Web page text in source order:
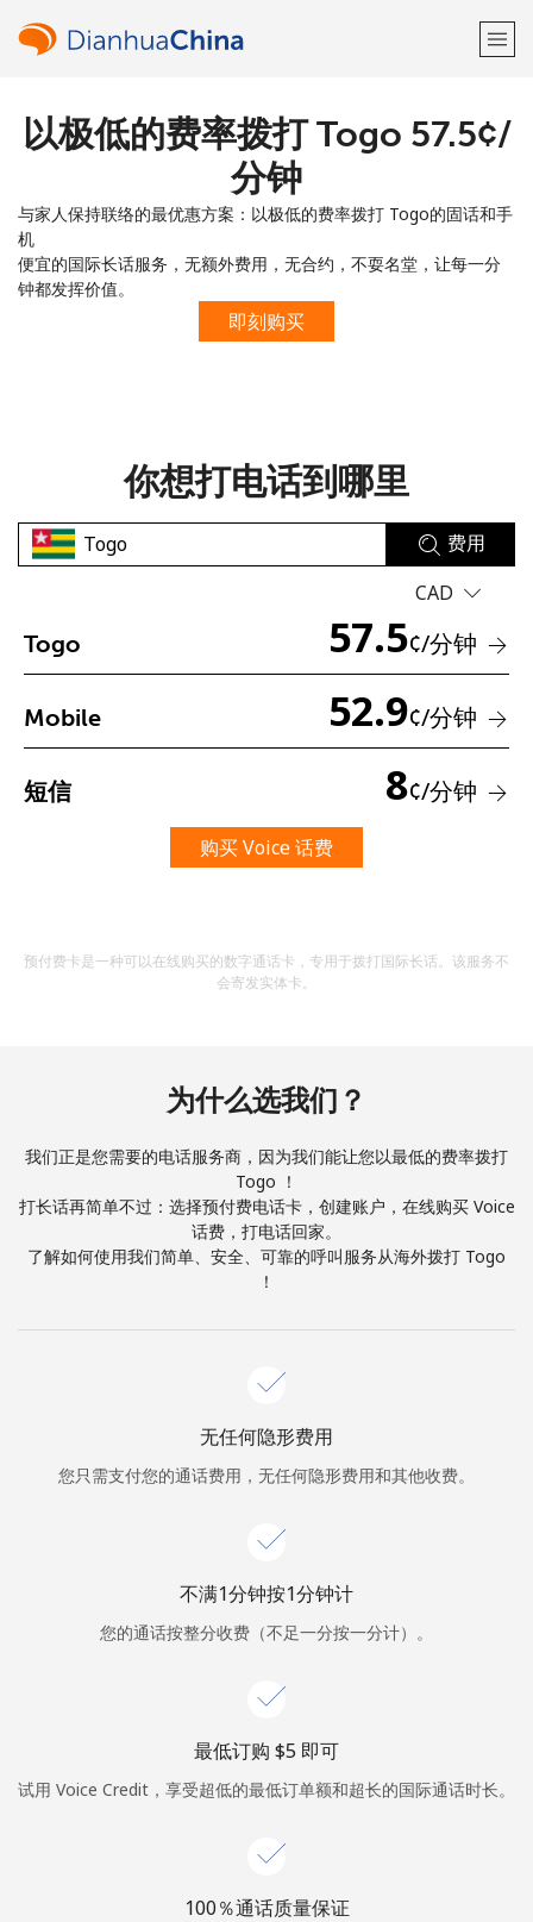
欢迎！
已经有账户了 请登录 →
注册使用
至少 8 个字符
一个大写字母和一个小写字母
加入
你好！
登录
继续使用
以极低的费率拨打 Togo ⁦57.5¢⁩/
分钟
与家人保持联络的最优惠方案：以极低的费率拨打 Togo的固话和手
机
便宜的国际长话服务，无额外费用，无合约，不耍名堂，让每一分
钟都发挥价值。
即刻购买
你想打电话到哪里
费用
CAD
Togo 57.5¢/分钟
Mobile 52.9¢/分钟
短信 8¢/分钟
购买 Voice 话费
预付费卡是一种可以在线购买的数字通话卡，专用于拨打国际长话。该服务不
会寄发实体卡。
为什么选我们？
我们正是您需要的电话服务商，因为我们能让您以最低的费率拨打
Togo ！
打长话再简单不过：选择预付费电话卡，创建账户，在线购买 Voice
话费，打电话回家。
了解如何使用我们简单、安全、可靠的呼叫服务从海外拨打 Togo
！
无任何隐形费用
您只需支付您的通话费用，无任何隐形费用和其他收费。
不满1分钟按1分钟计
您的通话按整分收费（不足一分按一分计）。
最低订购 ⁦$5⁩ 即可
试用 Voice Credit，享受超低的最低订单额和超长的国际通话时长。
100％通话质量保证